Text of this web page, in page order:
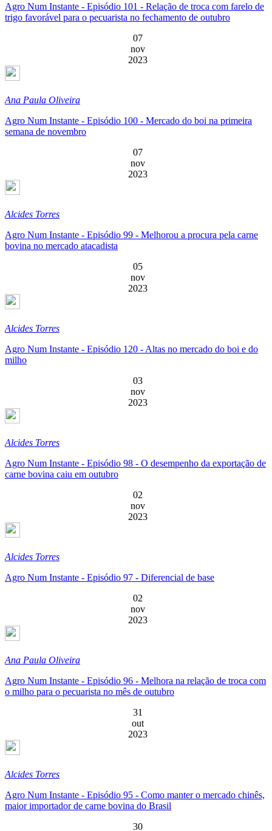
Agro Num Instante - Episódio 101 - Relação de troca com farelo de
trigo favorável para o pecuarista no fechamento de outubro
07
nov
2023
Ana Paula Oliveira
Agro Num Instante - Episódio 100 - Mercado do boi na primeira
semana de novembro
07
nov
2023
Alcides Torres
Agro Num Instante - Episódio 99 - Melhorou a procura pela carne
bovina no mercado atacadista
05
nov
2023
Alcides Torres
Agro Num Instante - Episódio 120 - Altas no mercado do boi e do
milho
03
nov
2023
Alcides Torres
Agro Num Instante - Episódio 98 - O desempenho da exportação de
carne bovina caiu em outubro
02
nov
2023
Alcides Torres
Agro Num Instante - Episódio 97 - Diferencial de base
02
nov
2023
Ana Paula Oliveira
Agro Num Instante - Episódio 96 - Melhora na relação de troca com
o milho para o pecuarista no mês de outubro
31
out
2023
Alcides Torres
Agro Num Instante - Episódio 95 - Como manter o mercado chinês,
maior importador de carne bovina do Brasil
30